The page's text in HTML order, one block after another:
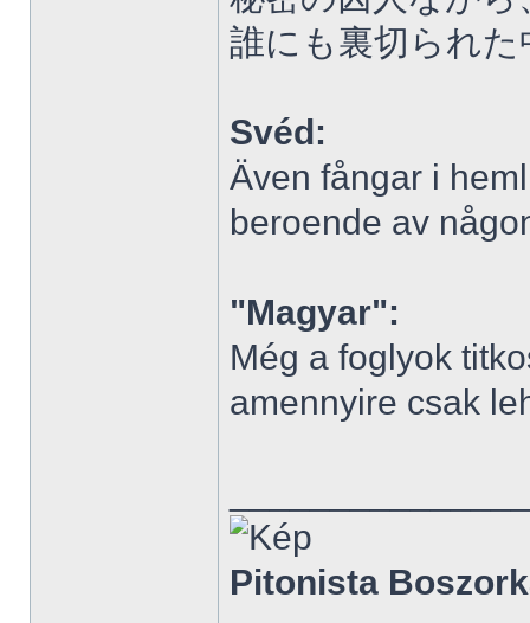
誰にも裏切られ
Svéd:
Även fångar i
beroende av
"Magyar":
Még a foglyok
amennyire csak
Pitonista